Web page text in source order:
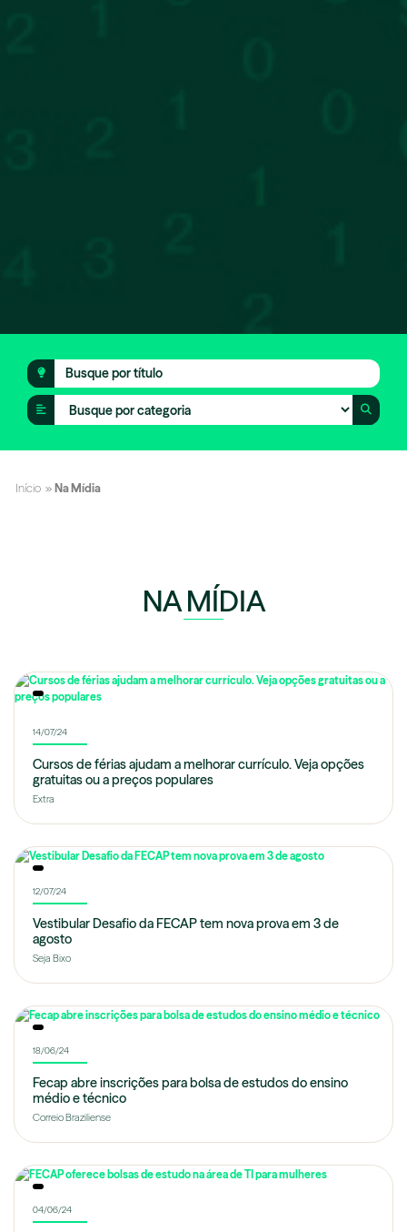
Início » Na Mídia
NA MÍDIA
14/07/24
Cursos de férias ajudam a melhorar currículo. Veja opções
gratuitas ou a preços populares
Extra
12/07/24
Vestibular Desafio da FECAP tem nova prova em 3 de
agosto
Seja Bixo
18/06/24
Fecap abre inscrições para bolsa de estudos do ensino
médio e técnico
Correio Braziliense
04/06/24